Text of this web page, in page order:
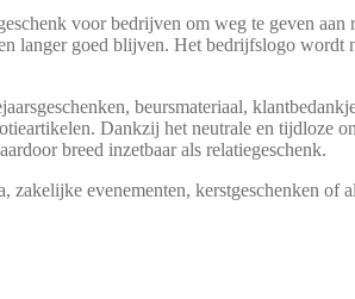
voor bedrijven om weg te geven
langer goed blijven. Het bedrijfslogo
beursmateriaal,
Dankzij het neutrale en tijdloze
breed inzetbaar als relatiegeschenk.
evenementen, kerstgeschenken